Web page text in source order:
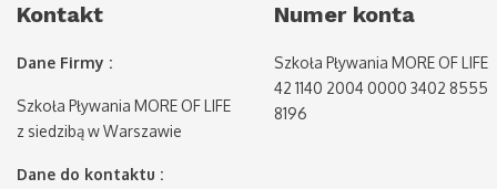
Kontakt
Dane Firmy :
Szkoła Pływania MORE OF LIFE
z siedzibą w Warszawie
Dane do kontaktu :
Numer konta
Szkoła Pływania MORE OF LIFE
42 1140 2004 0000 3402 8555
8196